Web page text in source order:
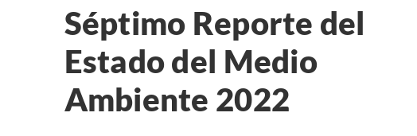
Séptimo Reporte del
Estado del Medio
Ambiente 2022